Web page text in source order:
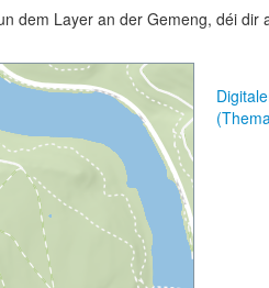
dem Layer an der Gemeng, déi